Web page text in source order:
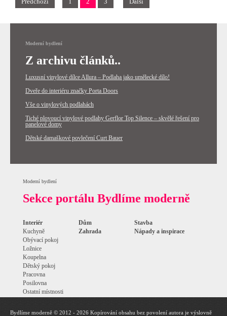
Moderní bydlení
Z archivu článků..
Luxusní vinylové dílce Allura – Podlaha jako umělecké dílo!
Dveře do interiéru značky Porta Doors
Vše o vinylových podlahách
Tiché plovoucí vinylové podlahy Gerflor Top Silence – skvělé řešení pro
panelové domy
Dětské damaškové povlečení Curt Bauer
Moderní bydlení
Sekce portálu Bydlíme moderně
Interiér
Kuchyně
Obývací pokoj
Ložnice
Koupelna
Dětský pokoj
Pracovna
Posilovna
Ostatní místnosti
Dům
Stavba
Zahrada
Nápady a inspirace
Bydlíme moderně © 2012 - 2026 Kopírování obsahu bez povolení autora je výslovně